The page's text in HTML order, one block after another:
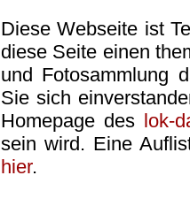
Diese Webseite ist
diese Seite einen
und Fotosammlung
Sie sich
Homepage des lok-
sein wird. Eine
hier.